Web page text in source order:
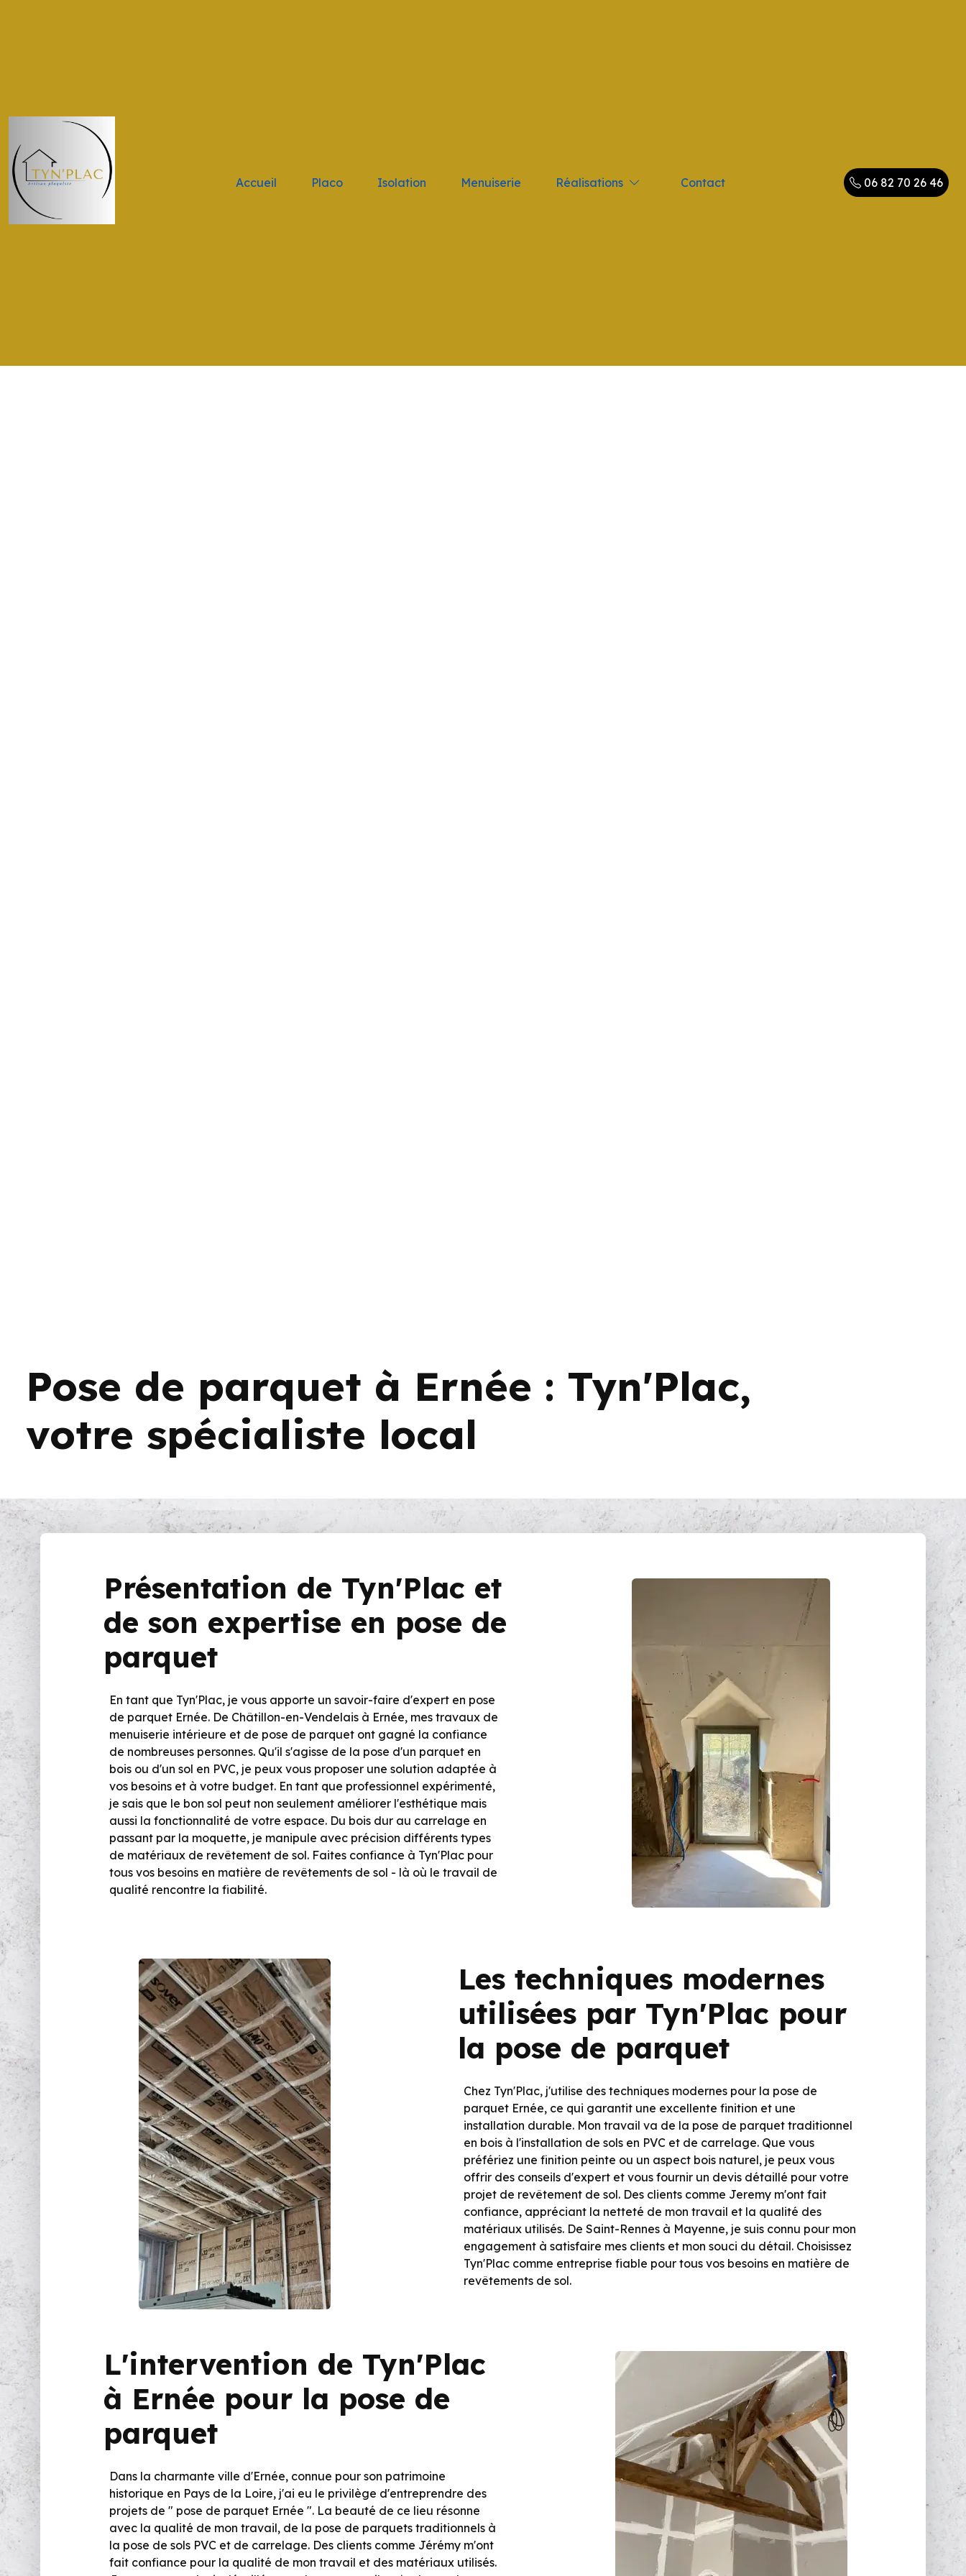
Accueil Placo Isolation Menuiserie Réalisations Contact 06 82 70 26 46
Pose de parquet à Ernée : Tyn'Plac,
votre spécialiste local
Présentation de Tyn'Plac et
de son expertise en pose de
parquet
En tant que Tyn'Plac, je vous apporte un savoir-faire d'expert en pose
de parquet Ernée. De Châtillon-en-Vendelais à Ernée, mes travaux de
menuiserie intérieure et de pose de parquet ont gagné la confiance
de nombreuses personnes. Qu'il s'agisse de la pose d'un parquet en
bois ou d'un sol en PVC, je peux vous proposer une solution adaptée à
vos besoins et à votre budget. En tant que professionnel expérimenté,
je sais que le bon sol peut non seulement améliorer l'esthétique mais
aussi la fonctionnalité de votre espace. Du bois dur au carrelage en
passant par la moquette, je manipule avec précision différents types
de matériaux de revêtement de sol. Faites confiance à Tyn'Plac pour
tous vos besoins en matière de revêtements de sol - là où le travail de
qualité rencontre la fiabilité.
Les techniques modernes
utilisées par Tyn'Plac pour
la pose de parquet
Chez Tyn'Plac, j'utilise des techniques modernes pour la pose de
parquet Ernée, ce qui garantit une excellente finition et une
installation durable. Mon travail va de la pose de parquet traditionnel
en bois à l'installation de sols en PVC et de carrelage. Que vous
préfériez une finition peinte ou un aspect bois naturel, je peux vous
offrir des conseils d'expert et vous fournir un devis détaillé pour votre
projet de revêtement de sol. Des clients comme Jeremy m'ont fait
confiance, appréciant la netteté de mon travail et la qualité des
matériaux utilisés. De Saint-Rennes à Mayenne, je suis connu pour mon
engagement à satisfaire mes clients et mon souci du détail. Choisissez
Tyn'Plac comme entreprise fiable pour tous vos besoins en matière de
revêtements de sol.
L'intervention de Tyn'Plac
à Ernée pour la pose de
parquet
Dans la charmante ville d'Ernée, connue pour son patrimoine
historique en Pays de la Loire, j'ai eu le privilège d'entreprendre des
projets de " pose de parquet Ernée ". La beauté de ce lieu résonne
avec la qualité de mon travail, de la pose de parquets traditionnels à
la pose de sols PVC et de carrelage. Des clients comme Jérémy m'ont
fait confiance pour la qualité de mon travail et des matériaux utilisés.